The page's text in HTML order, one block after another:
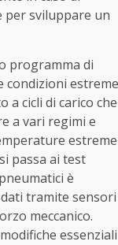
per sviluppare un
programma di
condizioni estreme
a cicli di carico che
a vari regimi e
estreme
passa ai test
è
tramite sensori
meccanico.
essenziali